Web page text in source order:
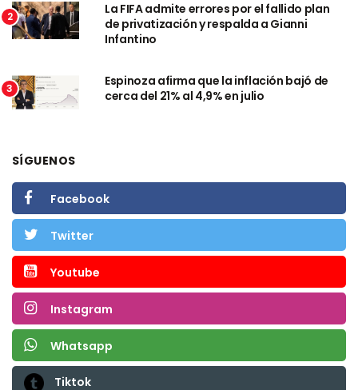
2
La FIFA admite errores por el fallido plan
de privatización y respalda a Gianni
Infantino
3
Espinoza afirma que la inflación bajó de
cerca del 21% al 4,9% en julio
SÍGUENOS
Facebook
Twitter
Youtube
Instagram
Whatsapp
Tiktok